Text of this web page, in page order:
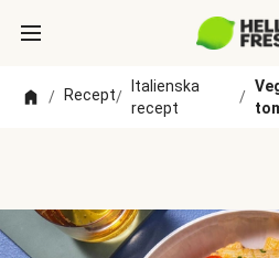
/ Recept/
Italienska
recept
/